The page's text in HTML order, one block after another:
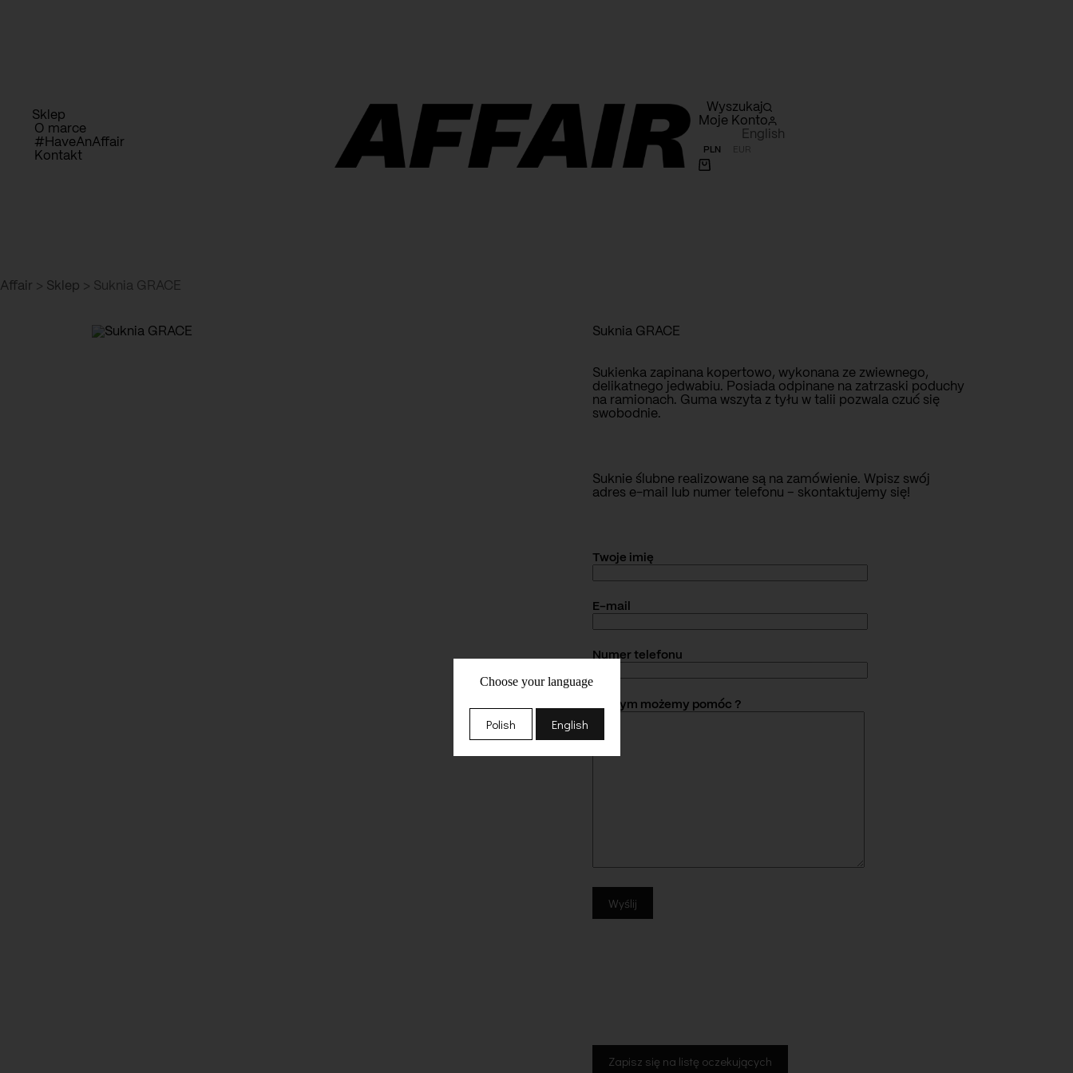
Sklep
O marce
#HaveAnAffair
Kontakt
Wyszukaj
Moje Konto
English
PLN EUR
Koszyk
Affair > Sklep > Suknia GRACE
Suknia GRACE
Sukienka zapinana kopertowo, wykonana ze zwiewnego,
delikatnego jedwabiu. Posiada odpinane na zatrzaski poduchy
na ramionach. Guma wszyta z tyłu w talii pozwala czuć się
swobodnie.
Suknie ślubne realizowane są na zamówienie. Wpisz swój
adres e-mail lub numer telefonu – skontaktujemy się!
Twoje imię
E-mail
Numer telefonu
W czym możemy pomóc ?
Choose your language
Polish English